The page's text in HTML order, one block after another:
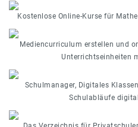
Kostenlose Online-Kurse für
Mediencurriculum erstellen und
Unterrichtseinheiten
Schulmanager, Digitales
Schulabläufe